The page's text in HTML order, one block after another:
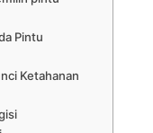
Pintu
Ketahanan